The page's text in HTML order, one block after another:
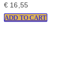
€ 16,55
ADD TO CART